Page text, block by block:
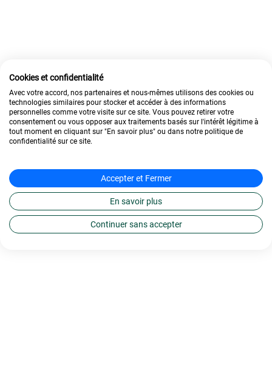
Cookies et confidentialité
Avec votre accord, nos partenaires et nous-mêmes utilisons des cookies ou
technologies similaires pour stocker et accéder à des informations
personnelles comme votre visite sur ce site. Vous pouvez retirer votre
consentement ou vous opposer aux traitements basés sur l'intérêt légitime à
tout moment en cliquant sur "En savoir plus" ou dans notre politique de
confidentialité sur ce site.
Accepter et Fermer
En savoir plus
Continuer sans accepter